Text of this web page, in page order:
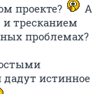
проекте?
А
тресканием
проблемах?
истинное